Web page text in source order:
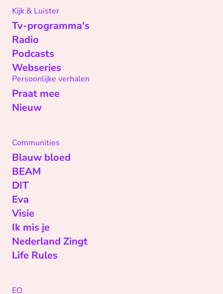
Kijk & Luister
Tv-programma's
Radio
Podcasts
Webseries
Persoonlijke verhalen
Praat mee
Nieuw
Communities
Blauw bloed
BEAM
DIT
Eva
Visie
Ik mis je
Nederland Zingt
Life Rules
EO